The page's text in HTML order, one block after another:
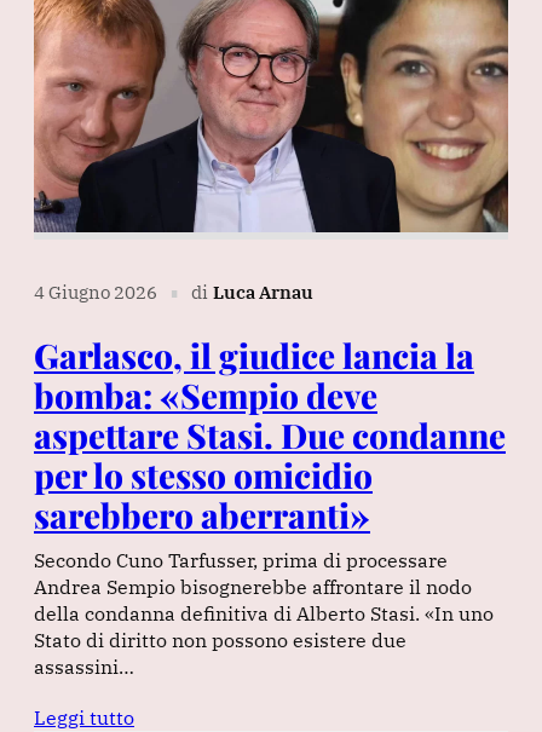
4 Giugno 2026 ∎ di Luca Arnau
Garlasco, il giudice lancia la
bomba: «Sempio deve
aspettare Stasi. Due condanne
per lo stesso omicidio
sarebbero aberranti»
Secondo Cuno Tarfusser, prima di processare
Andrea Sempio bisognerebbe affrontare il nodo
della condanna definitiva di Alberto Stasi. «In uno
Stato di diritto non possono esistere due
assassini…
Leggi tutto